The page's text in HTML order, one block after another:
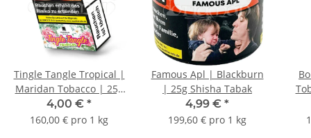
Tingle Tangle Tropical |
Maridan Tobacco | 25g
Shisha Tabak
4,00 € *
160,00 € pro 1 kg
Famous Apl | Blackburn
| 25g Shisha Tabak
4,99 € *
199,60 € pro 1 kg